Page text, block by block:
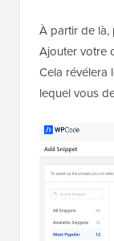
À partir de là,
Ajouter votre
Cela révélera
lequel vous